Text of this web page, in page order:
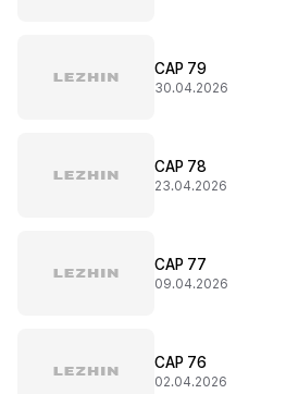
CAP 79
30.04.2026
CAP 78
23.04.2026
CAP 77
09.04.2026
CAP 76
02.04.2026